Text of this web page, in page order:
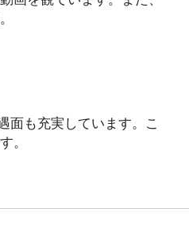
面も充実しています。こ
。